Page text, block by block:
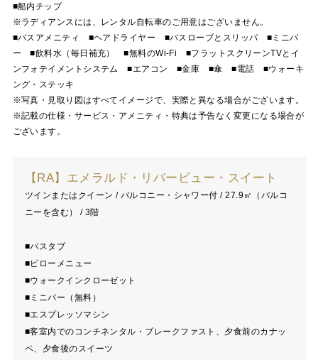
■船内チップ
※ラディアンスには、レンタル自転車のご用意はございません。
■バスアメニティ ■ヘアドライヤー ■バスローブとスリッパ ■ミニバ
ー ■飲料水（毎日補充） ■無料のWi-Fi ■フラットスクリーンTVとイ
ンフォテイメントシステム ■エアコン ■金庫 ■傘 ■電話 ■ウォーキ
ング・ステッキ
※写真・見取り図はすべてイメージで、実際と異なる場合がございます。
※記載の仕様・サービス・アメニティ・特典は予告なく変更になる場合が
ございます。
【RA】エメラルド・リバービュー・スイート
ツインまたはクイーン / バルコニー・シャワー付 / 27.9㎡（バルコ
ニーを含む） / 3階
■バスタブ
■ピローメニュー
■ウォークインクローゼット
■ミニバー（無料）
■エスプレッソマシン
■客室内でのコンチネンタル・ブレークファスト、夕食前のカナッ
ペ、夕食後のスイーツ